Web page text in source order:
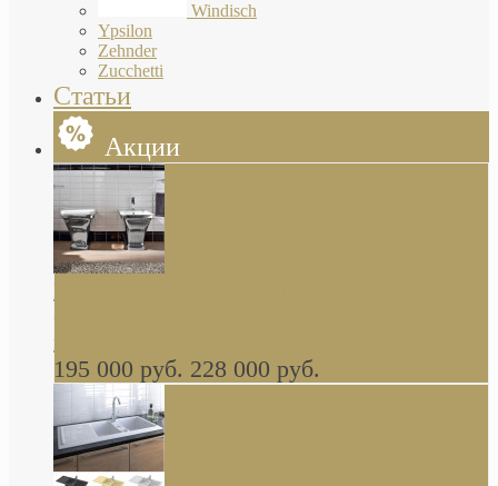
Windisch
Ypsilon
Zehnder
Zucchetti
Статьи
Акции
Butterfly Scarabeo КОМПЛЕКТ санфаянса
глянцевая платина В НАЛИЧИИ
195 000 руб. 228 000 руб.